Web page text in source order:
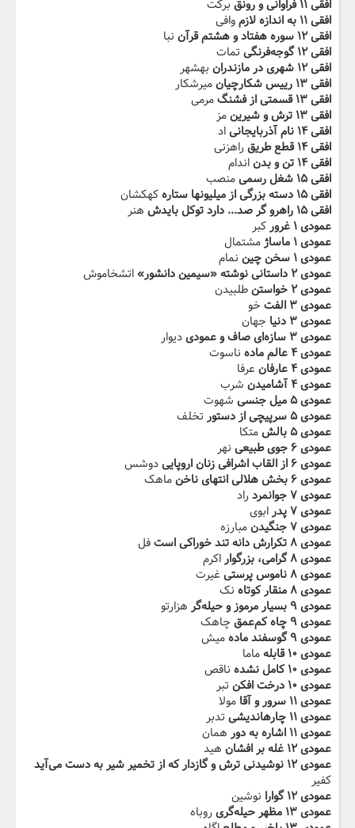
افقی ۱۱ فراوانى و رونق
برکت
افقی ۱۱ به اندازه لازم‬‫
وافی
افقی ۱۲ سوره هفتاد و هشتم قرآن
نبا
افقی ۱۲ گوجه‌فرنگى
تمات
افقی ۱۲ شهرى‬‫ در مازندران
بهشهر
افقی ۱۳ رییس شکارچیان
میرشکار
افقی ۱۳ قسمتى از‬‫ فشنگ
مرمی
افقی ۱۳ ترش و شیرین
مز
افقی ۱۴ نام آذربایجانى
اد
افقی ۱۴ قطع‬‫ طریق
راهزنی
افقی ۱۴ تن و بدن
اندام
افقی ۱۵ شغل رسمى
منصب
افقی ۱۵ دسته بزرگى‬‫ از میلیونها ستاره
کهکشان
افقی ۱۵ راهرو گر صد... دارد توکل بایدش
هنر
عمودی ۱ غرور
کبر
عمودی ۱ ماساژ
مشتمال
عمودی ۱ سخن چین
نمام
عمودی ۲ داستانى نوشته‬ ‫«سیمین دانشور»
اتشخاموش
عمودی ۲ خواستن
طلبیدن
عمودی ۳ الفت
خو
عمودی ۳ دنیا
جهان
عمودی ۳ سازه‌اى‬‫ صاف و عمودى
دیوار
عمودی ۴ عالم ماده
ناسوت
عمودی ۴ عارفان
عرفا
عمودی ۴ آشامیدن‬‫
شرب
عمودی ۵ میل جنسى
شهوت
عمودی ۵ سرپیچى از دستور
تخلف
عمودی ۵ بالش‬‫
متکا
عمودی ۶ جوى طبیعى
نهر
عمودی ۶ از القاب اشرافى زنان اروپایى‬‫
دوشس
عمودی ۶ بخش هلالى انتهاى ناخن
ماهک
عمودی ۷ جوانمرد
راد
عمودی ۷ پدر
ابوی
عمودی ۷ ‬‫جنگیدن
مبارزه
عمودی ۸ تکرارش دانه تند خوراکى است
فل
عمودی ۸ گرامى،‬‫ بزرگوار
اکرم
عمودی ۸ ناموس پرستى
غیرت
عمودی ۸ منقار کوتاه
نک
عمودی ۹ بسیار مرموز‬‫ و حیله‌گر
هزارتو
عمودی ۹ چاه کم‌عمق
چاهک
عمودی ۹ گوسفند ماده
میش
عمودی ۱۰ قابله‬‫
ماما
عمودی ۱۰ کامل نشده
ناقص
عمودی ۱۰ درخت افکن
تبر
عمودی ۱۱ سرور و آقا
مولا
عمودی ۱۱ چاره‬‫اندیشى
تدبر
عمودی ۱۱ اشاره به دور
همان
عمودی ۱۲ غله بر افشان
هید
عمودی ۱۲ نوشیدنى‬‫ ترش و گازدار که از تخمیر شیر به دست مى‌آید
کفیر
عمودی ۱۲ گوارا‬‫
نوشین
عمودی ۱۳ مظهر حیله‌گرى
روباه